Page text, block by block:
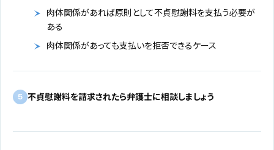
肉体関係があれば原則として不貞慰謝料を支払う必要が
ある
肉体関係があっても支払いを拒否できるケース
5 不貞慰謝料を請求されたら弁護士に相談しましょう